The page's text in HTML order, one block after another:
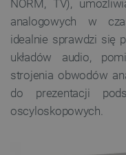
NORM, TV),
analogowych w
idealnie sprawdzi się
układów audio,
strojenia obwodów
do prezentacji
oscyloskopowych.